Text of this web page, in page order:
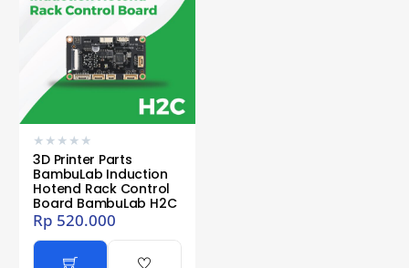
★ ★ ★ ★ ★
3D Printer Parts
BambuLab Induction
Hotend Rack Control
Board BambuLab H2C
Rp 520.000